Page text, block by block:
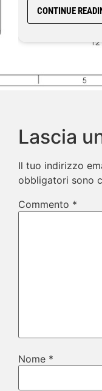
CONTINUE
Lascia
Il tuo indirizzo
obbligatori sono
Commento *
Nome *